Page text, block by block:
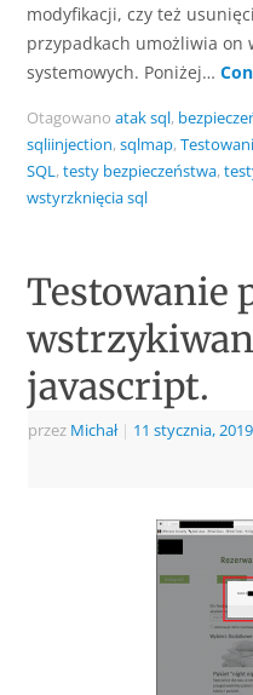
modyfikacji, czy też
przypadkach umożliwia on
systemowych. Poniżej…
Otagowano atak sql,
sqliinjection,sqlmap,
SQL,testy bezpieczeństwa,
wstyrzknięcia sql
Testowanie
javascript.
przez Michał | 11 stycznia, 2019